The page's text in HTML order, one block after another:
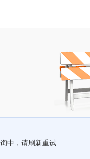
中，请刷新重试